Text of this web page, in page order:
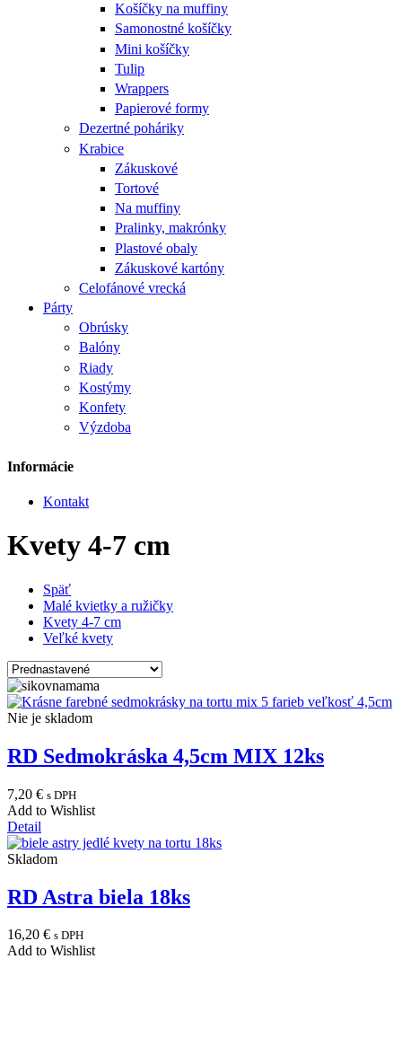
Košíčky na muffiny
Samonostné košíčky
Mini košíčky
Tulip
Wrappers
Papierové formy
Dezertné poháriky
Krabice
Zákuskové
Tortové
Na muffiny
Pralinky, makrónky
Plastové obaly
Zákuskové kartóny
Celofánové vrecká
Párty
Obrúsky
Balóny
Riady
Kostýmy
Konfety
Výzdoba
Informácie
Kontakt
Kvety 4-7 cm
Späť
Malé kvietky a ružičky
Kvety 4-7 cm
Veľké kvety
Nie je skladom
RD Sedmokráska 4,5cm MIX 12ks
7,20 € s DPH
Add to Wishlist
Detail
Skladom
RD Astra biela 18ks
16,20 € s DPH
Add to Wishlist